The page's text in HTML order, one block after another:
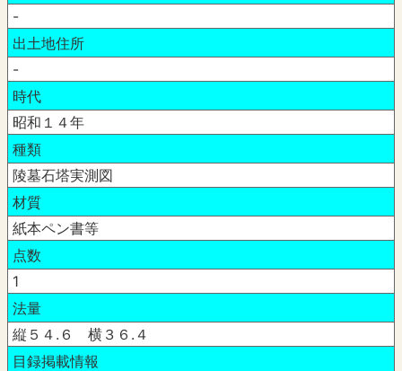
-
出土地住所
-
時代
昭和１４年
種類
陵墓石塔実測図
材質
紙本ペン書等
点数
1
法量
縦５４.６ 横３６.４
目録掲載情報